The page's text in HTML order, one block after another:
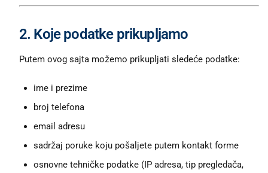
2. Koje podatke prikupljamo
Putem ovog sajta možemo prikupljati sledeće podatke:
ime i prezime
broj telefona
email adresu
sadržaj poruke koju pošaljete putem kontakt forme
osnovne tehničke podatke (IP adresa, tip pregledača,